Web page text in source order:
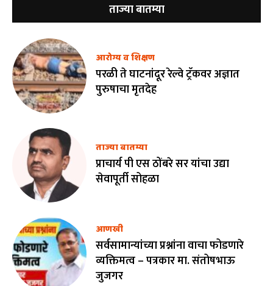
ताज्या बातम्या
आरोग्य व शिक्षण
परळी ते घाटनांदूर रेल्वे ट्रॅकवर अज्ञात
पुरुषाचा मृतदेह
ताज्या बातम्या
प्राचार्य पी एस ठोंबरे सर यांचा उद्या
सेवापूर्ती सोहळा
आणखी
सर्वसामान्यांच्या प्रश्नांना वाचा फोडणारे
व्यक्तिमत्व – पत्रकार मा. संतोषभाऊ
जुजगर